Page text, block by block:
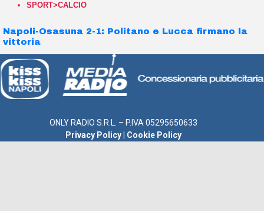
SPORT>CALCIO
Napoli-Osasuna 2-1: Politano e Lucca firmano la
vittoria
ONLY RADIO S.R.L. – P.IVA 05295650633
Privacy Policy
Cookie Policy